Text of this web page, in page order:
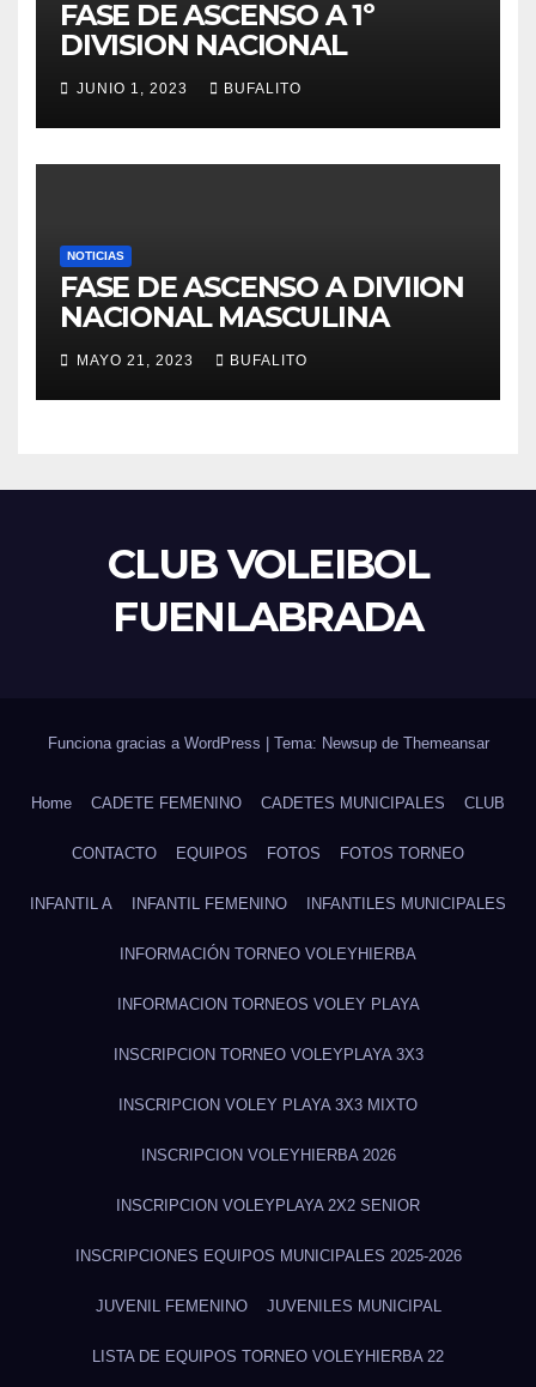
FASE DE ASCENSO A 1º
DIVISION NACIONAL
JUNIO 1, 2023 BUFALITO
NOTICIAS
FASE DE ASCENSO A DIVIION
NACIONAL MASCULINA
MAYO 21, 2023 BUFALITO
CLUB VOLEIBOL
FUENLABRADA
Funciona gracias a WordPress Tema: Newsup de Themeansar
Home CADETE FEMENINO CADETES MUNICIPALES CLUB
CONTACTO EQUIPOS FOTOS FOTOS TORNEO
INFANTIL A INFANTIL FEMENINO INFANTILES MUNICIPALES
INFORMACIÓN TORNEO VOLEYHIERBA
INFORMACION TORNEOS VOLEY PLAYA
INSCRIPCION TORNEO VOLEYPLAYA 3X3
INSCRIPCION VOLEY PLAYA 3X3 MIXTO
INSCRIPCION VOLEYHIERBA 2026
INSCRIPCION VOLEYPLAYA 2X2 SENIOR
INSCRIPCIONES EQUIPOS MUNICIPALES 2025-2026
JUVENIL FEMENINO JUVENILES MUNICIPAL
LISTA DE EQUIPOS TORNEO VOLEYHIERBA 22